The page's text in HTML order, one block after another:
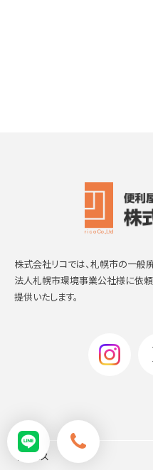
株式会社リコでは、札幌市の一般
法人札幌市環境事業公社様に依
提供いたします。
サービス